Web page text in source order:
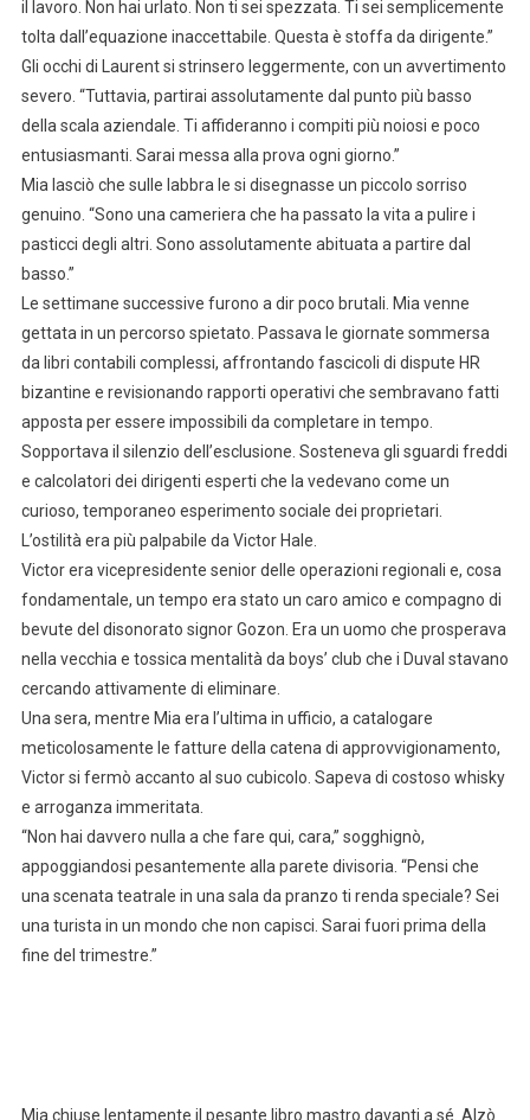
il lavoro. Non hai urlato. Non ti sei spezzata. Ti sei semplicemente
tolta dall’equazione inaccettabile. Questa è stoffa da dirigente.”
Gli occhi di Laurent si strinsero leggermente, con un avvertimento
severo. “Tuttavia, partirai assolutamente dal punto più basso
della scala aziendale. Ti affideranno i compiti più noiosi e poco
entusiasmanti. Sarai messa alla prova ogni giorno.”
Mia lasciò che sulle labbra le si disegnasse un piccolo sorriso
genuino. “Sono una cameriera che ha passato la vita a pulire i
pasticci degli altri. Sono assolutamente abituata a partire dal
basso.”
Le settimane successive furono a dir poco brutali. Mia venne
gettata in un percorso spietato. Passava le giornate sommersa
da libri contabili complessi, affrontando fascicoli di dispute HR
bizantine e revisionando rapporti operativi che sembravano fatti
apposta per essere impossibili da completare in tempo.
Sopportava il silenzio dell’esclusione. Sosteneva gli sguardi freddi
e calcolatori dei dirigenti esperti che la vedevano come un
curioso, temporaneo esperimento sociale dei proprietari.
L’ostilità era più palpabile da Victor Hale.
Victor era vicepresidente senior delle operazioni regionali e, cosa
fondamentale, un tempo era stato un caro amico e compagno di
bevute del disonorato signor Gozon. Era un uomo che prosperava
nella vecchia e tossica mentalità da boys’ club che i Duval stavano
cercando attivamente di eliminare.
Una sera, mentre Mia era l’ultima in ufficio, a catalogare
meticolosamente le fatture della catena di approvvigionamento,
Victor si fermò accanto al suo cubicolo. Sapeva di costoso whisky
e arroganza immeritata.
“Non hai davvero nulla a che fare qui, cara,” sogghignò,
appoggiandosi pesantemente alla parete divisoria. “Pensi che
una scenata teatrale in una sala da pranzo ti renda speciale? Sei
una turista in un mondo che non capisci. Sarai fuori prima della
fine del trimestre.”
Mia chiuse lentamente il pesante libro mastro davanti a sé. Alzò